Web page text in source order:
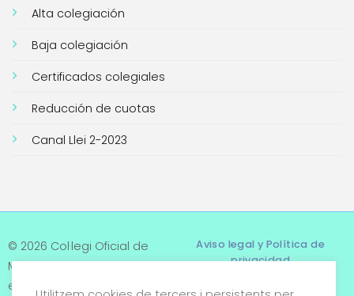
Alta colegiación
Baja colegiación
Certificados colegiales
Reducción de cuotas
Canal Llei 2-2023
© 2026 Col·legi Oficial de
Metges de Tarragona. Tots
els drets reservats
Aviso legal y Política de
privacidad